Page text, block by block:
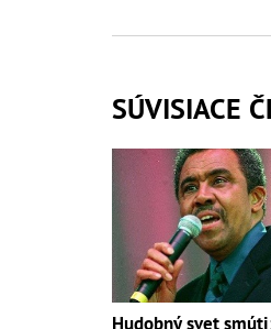
SÚVISIACE
Hudobný svet